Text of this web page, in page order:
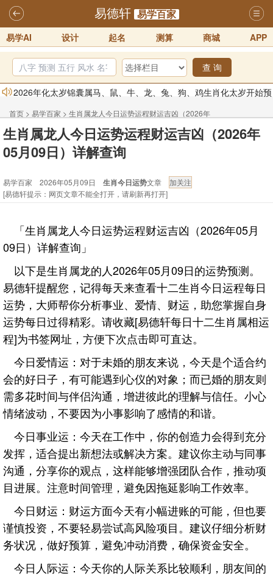
易德轩 易学百家
易学AI 设计 起名 测算 商城 APP
查 询
2026年化太岁锦囊属马、鼠、牛、龙、兔、狗、鸡生肖化太岁开始预
订！！
2025-10-01
2026丙午年铁笔居士精批年运说明
2025-10-12
易德轩首席风水大师铁笔居士简介！！
易德轩易学ai，ai批八字紫微命理相学，ai智能体客服系统开通，欢迎
体验！！
2025-07-01
2025-07-01
首页 > 易学百家 > 生肖属龙人今日运势运程财运吉凶（2026年
05月09日）详解查询
生肖属龙人今日运势运程财运吉凶（2026年
05月09日）详解查询
易学百家 2026年05月09日 生肖今日运势文章
[易德轩提示：网页文章不能全打开，请刷新再打开]
「生肖属龙人今日运势运程财运吉凶（2026年05月
09日）详解查询」
以下是生肖属龙的人2026年05月09日的运势预测。
易德轩提醒您，记得每天来查看十二生肖今日运程每日
运势，大师帮你分析事业、爱情、财运，助您掌握自身
运势每日过得精彩。请收藏[易德轩每日十二生肖属相运
程]为书签网址，方便下次点击即可直达。
今日爱情运：对于未婚的朋友来说，今天是个适合约
会的好日子，有可能遇到心仪的对象；而已婚的朋友则
需多花时间与伴侣沟通，增进彼此的理解与信任。小心
情绪波动，不要因为小事影响了感情的和谐。
今日事业运：今天在工作中，你的创造力会得到充分
发挥，适合提出新想法或解决方案。建议你主动与同事
沟通，分享你的观点，这样能够增强团队合作，推动项
目进展。注意时间管理，避免因拖延影响工作效率。
今日财运：财运方面今天有小幅进账的可能，但也要
谨慎投资，不要轻易尝试高风险项目。建议仔细分析财
务状况，做好预算，避免冲动消费，确保资金安全。
今日人际运：今天你的人际关系比较顺利，朋友间的